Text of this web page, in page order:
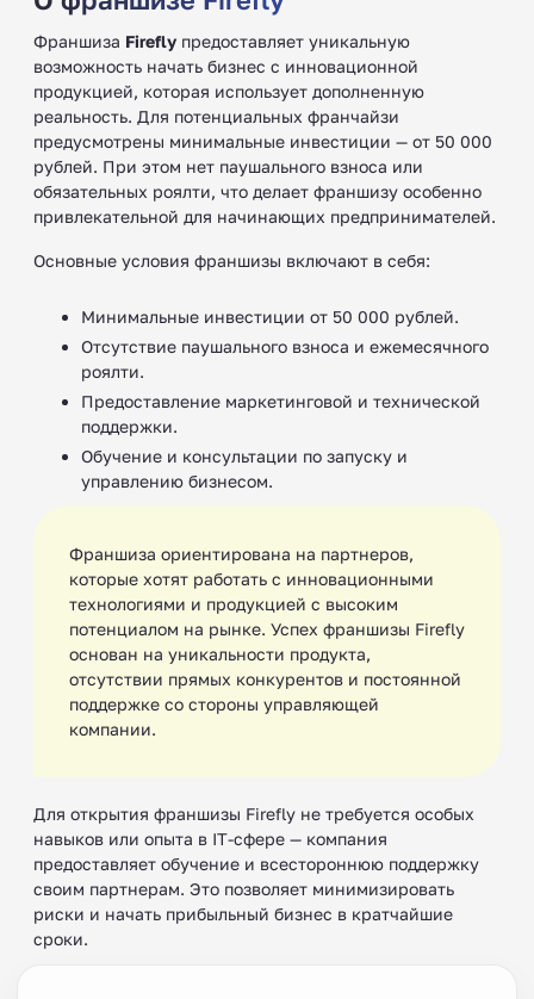
Франшиза Firefly предоставляет уникальную
возможность начать бизнес с инновационной
продукцией, которая использует дополненную
реальность. Для потенциальных франчайзи
предусмотрены минимальные инвестиции — от 50 000
рублей. При этом нет паушального взноса или
обязательных роялти, что делает франшизу особенно
привлекательной для начинающих предпринимателей.
Основные условия франшизы включают в себя:
Минимальные инвестиции от 50 000 рублей.
Отсутствие паушального взноса и ежемесячного
роялти.
Предоставление маркетинговой и технической
поддержки.
Обучение и консультации по запуску и
управлению бизнесом.
Франшиза ориентирована на партнеров,
которые хотят работать с инновационными
технологиями и продукцией с высоким
потенциалом на рынке. Успех франшизы Firefly
основан на уникальности продукта,
отсутствии прямых конкурентов и постоянной
поддержке со стороны управляющей
компании.
Для открытия франшизы Firefly не требуется особых
навыков или опыта в IT-сфере — компания
предоставляет обучение и всестороннюю поддержку
своим партнерам. Это позволяет минимизировать
риски и начать прибыльный бизнес в кратчайшие
сроки.